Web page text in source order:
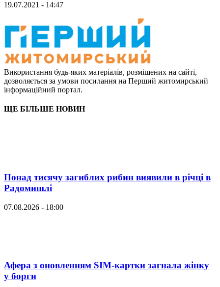
19.07.2021 - 14:47
Використання будь-яких матеріалів, розміщених на сайті,
дозволяється за умови посилання на Перший житомирський
інформаційний портал.
ЩЕ БІЛЬШЕ НОВИН
Понад тисячу загиблих рибин виявили в річці в
Радомишлі
07.08.2026 - 18:00
Афера з оновленням SIM-картки загнала жінку
у борги